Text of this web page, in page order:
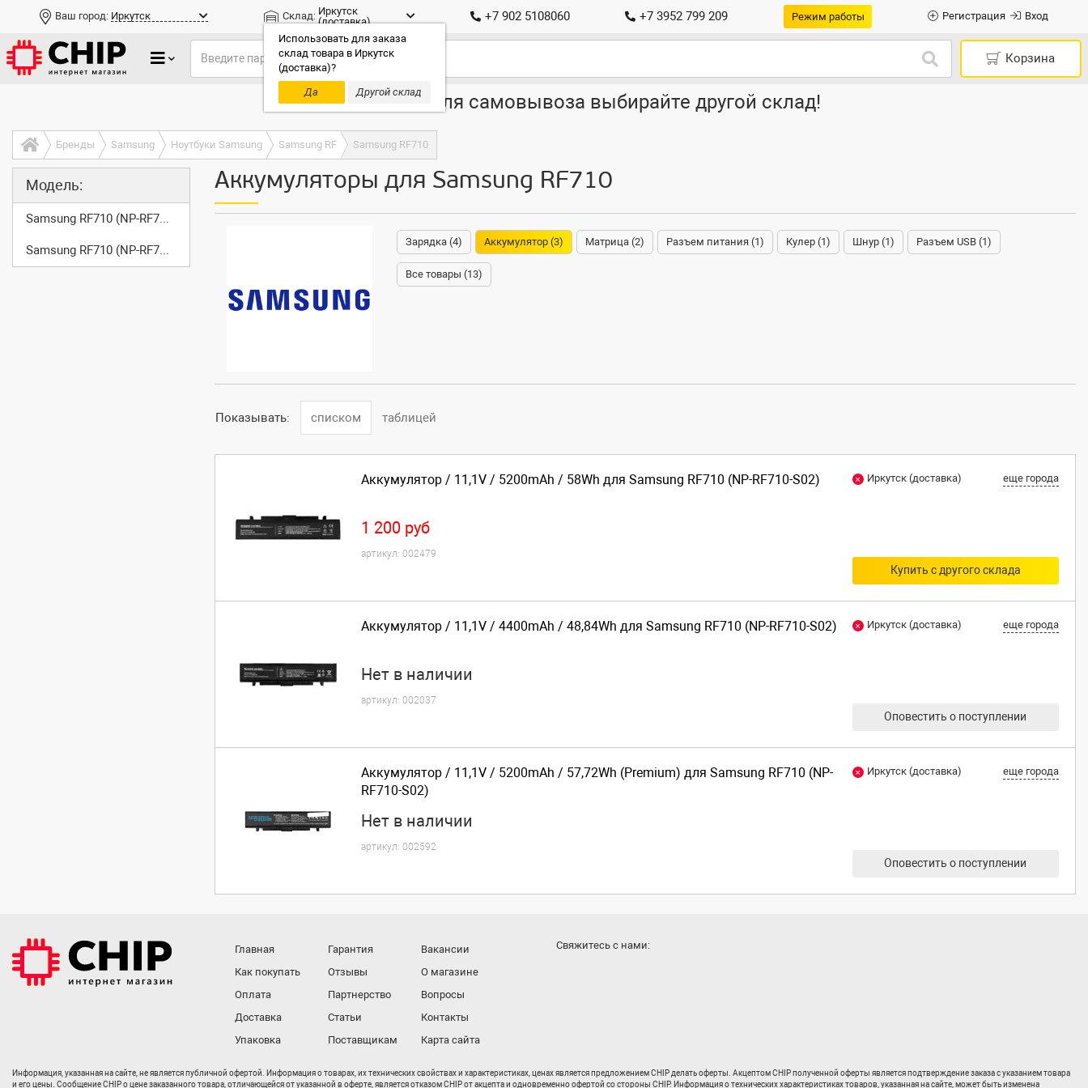
Ваш город: Иркутск Склад: Иркутск
(доставка)
Использовать для заказа
склад товара в Иркутск
(доставка)?
Да
Другой склад
+7 902 5108060 +7 3952 799 209 Режим работы Регистрация Вход
Корзина
Только доставка, для самовывоза выбирайте другой склад!
Бренды Samsung Ноутбуки Samsung Samsung RF Samsung RF710
Модель:
Samsung RF710 (NP-RF710-S02)
Samsung RF710 (NP-RF710-S04)
Аккумуляторы для Samsung RF710
Зарядка (4) Аккумулятор (3) Матрица (2) Разъем питания (1) Кулер (1) Шнур (1) Разъем USB (1)
Все товары (13)
Показывать: списком таблицей
Аккумулятор / 11,1V / 5200mAh / 58Wh для Samsung RF710 (NP-RF710-S02)
1 200 руб
артикул: 002479
Иркутск (доставка) еще города
Купить с другого склада
Аккумулятор / 11,1V / 4400mAh / 48,84Wh для Samsung RF710 (NP-RF710-S02)
Нет в наличии
артикул: 002037
Иркутск (доставка) еще города
Оповестить о поступлении
Аккумулятор / 11,1V / 5200mAh / 57,72Wh (Premium) для Samsung RF710 (NP-
RF710-S02)
Нет в наличии
артикул: 002592
Иркутск (доставка) еще города
Оповестить о поступлении
Главная
Как покупать
Оплата
Доставка
Упаковка
Гарантия
Отзывы
Партнерство
Статьи
Поставщикам
Вакансии
О магазине
Вопросы
Контакты
Карта сайта
Cвяжитесь с нами:
Информация, указанная на сайте, не является публичной офертой. Информация о товарах, их технических свойствах и характеристиках, ценах является предложением CHIP делать оферты. Акцептом CHIP полученной оферты является подтверждение заказа с указанием товара
и его цены. Сообщение CHIP о цене заказанного товара, отличающейся от указанной в оферте, является отказом CHIP от акцепта и одновременно офертой со стороны CHIP. Информация о технических характеристиках товаров, указанная на сайте, может быть изменена